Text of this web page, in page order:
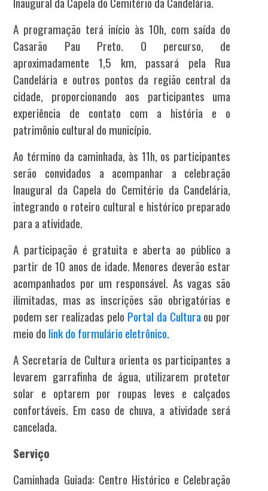
A programação terá início às 10h, com saída do
Casarão Pau Preto. O percurso, de
aproximadamente 1,5 km, passará pela Rua
Candelária e outros pontos da região central da
cidade, proporcionando aos participantes uma
experiência de contato com a história e o
patrimônio cultural do município.
Ao término da caminhada, às 11h, os participantes
serão convidados a acompanhar a celebração
Inaugural da Capela do Cemitério da Candelária,
integrando o roteiro cultural e histórico preparado
para a atividade.
A participação é gratuita e aberta ao público a
partir de 10 anos de idade. Menores deverão estar
acompanhados por um responsável. As vagas são
ilimitadas, mas as inscrições são obrigatórias e
podem ser realizadas pelo Portal da Culturaou por
meio do link do formulário eletrônico.
A Secretaria de Cultura orienta os participantes a
levarem garrafinha de água, utilizarem protetor
solar e optarem por roupas leves e calçados
confortáveis. Em caso de chuva, a atividade será
cancelada.
Serviço
Caminhada Guiada: Centro Histórico e Celebração